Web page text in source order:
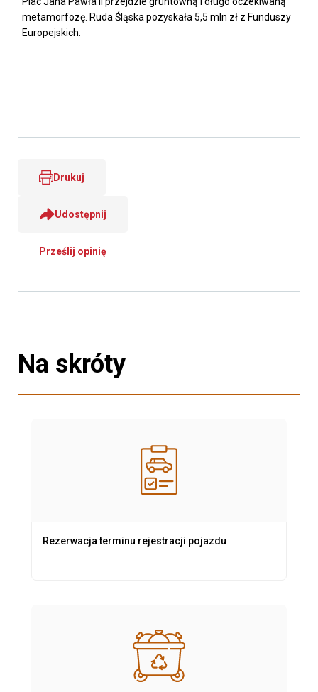
metamorfozę. Ruda Śląska pozyskała 5,5 mln zł z Funduszy
Europejskich.
Drukuj
Udostępnij
Prześlij opinię
Na skróty
Rezerwacja terminu rejestracji pojazdu